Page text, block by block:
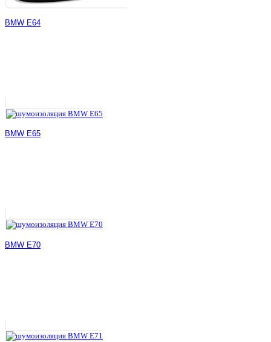
BMW E64
BMW E65
BMW E70